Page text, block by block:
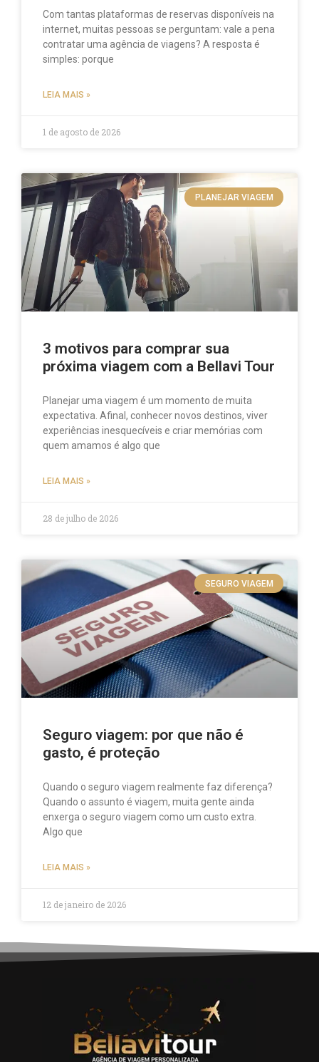
Com tantas plataformas de reservas disponíveis na
internet, muitas pessoas se perguntam: vale a pena
contratar uma agência de viagens? A resposta é
simples: porque
LEIA MAIS »
1 de agosto de 2026
PLANEJAR VIAGEM
3 motivos para comprar sua
próxima viagem com a Bellavi Tour
Planejar uma viagem é um momento de muita
expectativa. Afinal, conhecer novos destinos, viver
experiências inesquecíveis e criar memórias com
quem amamos é algo que
LEIA MAIS »
28 de julho de 2026
SEGURO VIAGEM
Seguro viagem: por que não é
gasto, é proteção
Quando o seguro viagem realmente faz diferença?
Quando o assunto é viagem, muita gente ainda
enxerga o seguro viagem como um custo extra.
Algo que
LEIA MAIS »
12 de janeiro de 2026